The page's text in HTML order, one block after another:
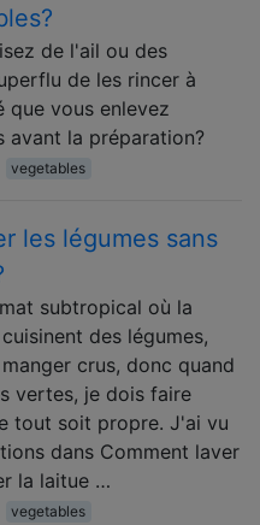
de l'ail ou des
de les rincer à
que vous enlevez
avant la préparation?
vegetables
les légumes sans
subtropical où la
des légumes,
crus, donc quand
vertes, je dois faire
tout soit propre. J'ai vu
dans Comment laver
la laitue …
vegetables